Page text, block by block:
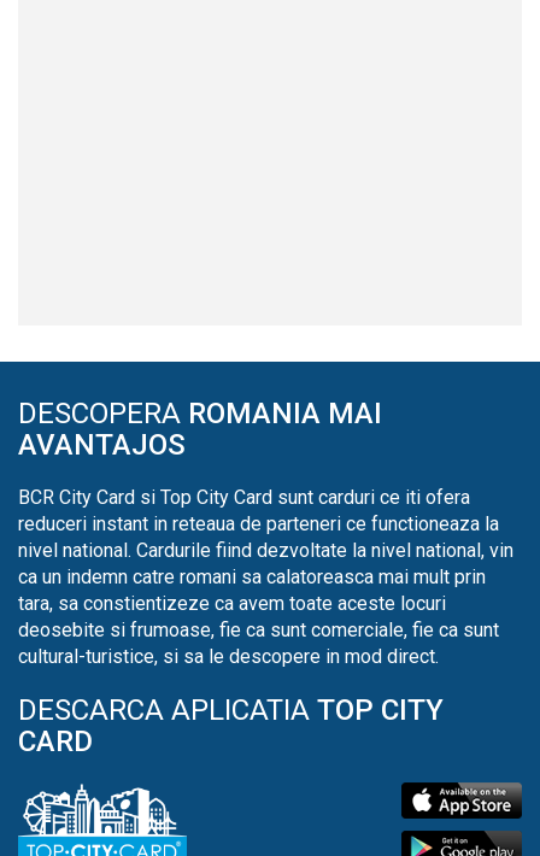
DESCOPERA ROMANIA MAI
AVANTAJOS
BCR City Card si Top City Card sunt carduri ce iti ofera
reduceri instant in reteaua de parteneri ce functioneaza la
nivel national. Cardurile fiind dezvoltate la nivel national, vin
ca un indemn catre romani sa calatoreasca mai mult prin
tara, sa constientizeze ca avem toate aceste locuri
deosebite si frumoase, fie ca sunt comerciale, fie ca sunt
cultural-turistice, si sa le descopere in mod direct.
DESCARCA APLICATIA TOP CITY
CARD